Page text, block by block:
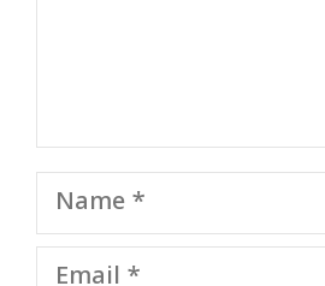
Name
Email